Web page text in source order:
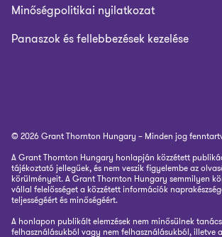
Minőségpolitikai nyilatkozat
Panaszok és fellebbezések kezelése
© 2026 Grant Thornton Hungary – Minden jog
A Grant Thornton Hungary honlapján közzétett
tájékoztató jellegűek, és nem veszik figyelembe az
körülményeit. A Grant Thornton Hungary semmilyen
vállal felelősséget a közzétett információk
teljességéért és minőségéért.
A honlapon publikált elemzések nem minősülnek
felhasználásukból vagy nem felhasználásukból, illetve